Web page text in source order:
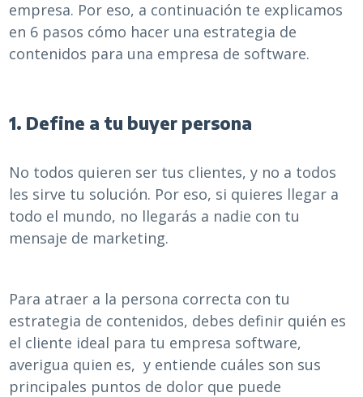
empresa. Por eso, a continuación te explicamos
en 6 pasos cómo hacer una estrategia de
contenidos para una empresa de software.
1. Define a tu buyer persona
No todos quieren ser tus clientes, y no a todos
les sirve tu solución. Por eso, si quieres llegar a
todo el mundo, no llegarás a nadie con tu
mensaje de marketing.
Para atraer a la persona correcta con tu
estrategia de contenidos, debes definir quién es
el cliente ideal para tu empresa software,
averigua quien es, y entiende cuáles son sus
principales puntos de dolor que puede